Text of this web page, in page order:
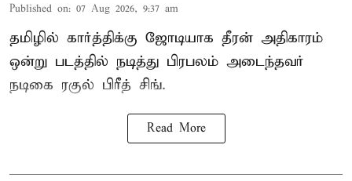
Published on: 07 Aug 2026, 9:37 am
தமிழில் கார்த்திக்கு ஜோடியாக தீரன் அதிகாரம்
ஒன்று படத்தில் நடித்து பிரபலம் அடைந்தவர்
நடிகை ரகுல் பிரீத் சிங்.
Read More